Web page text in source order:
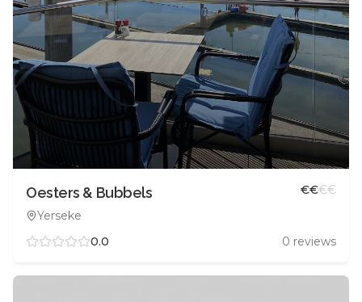
Oesters & Bubbels
Yerseke
€€€€
0.0 0 reviews